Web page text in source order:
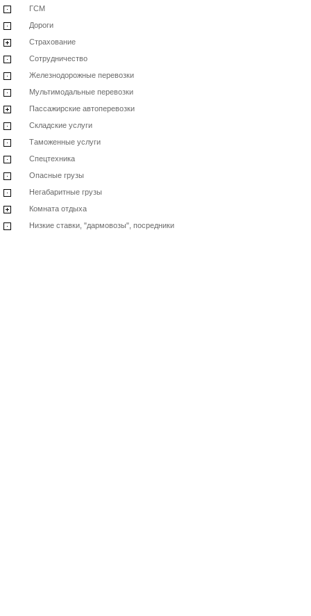
ГСМ
Дороги
Страхование
Сотрудничество
Железнодорожные перевозки
Мультимодальные перевозки
Пассажирские автоперевозки
Складские услуги
Таможенные услуги
Спецтехника
Опасные грузы
Негабаритные грузы
Комната отдыха
Низкие ставки, "дармовозы", посредники